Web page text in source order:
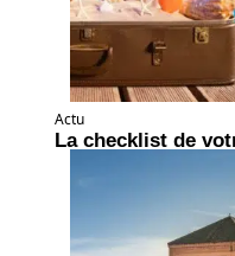
Actu
La checklist de